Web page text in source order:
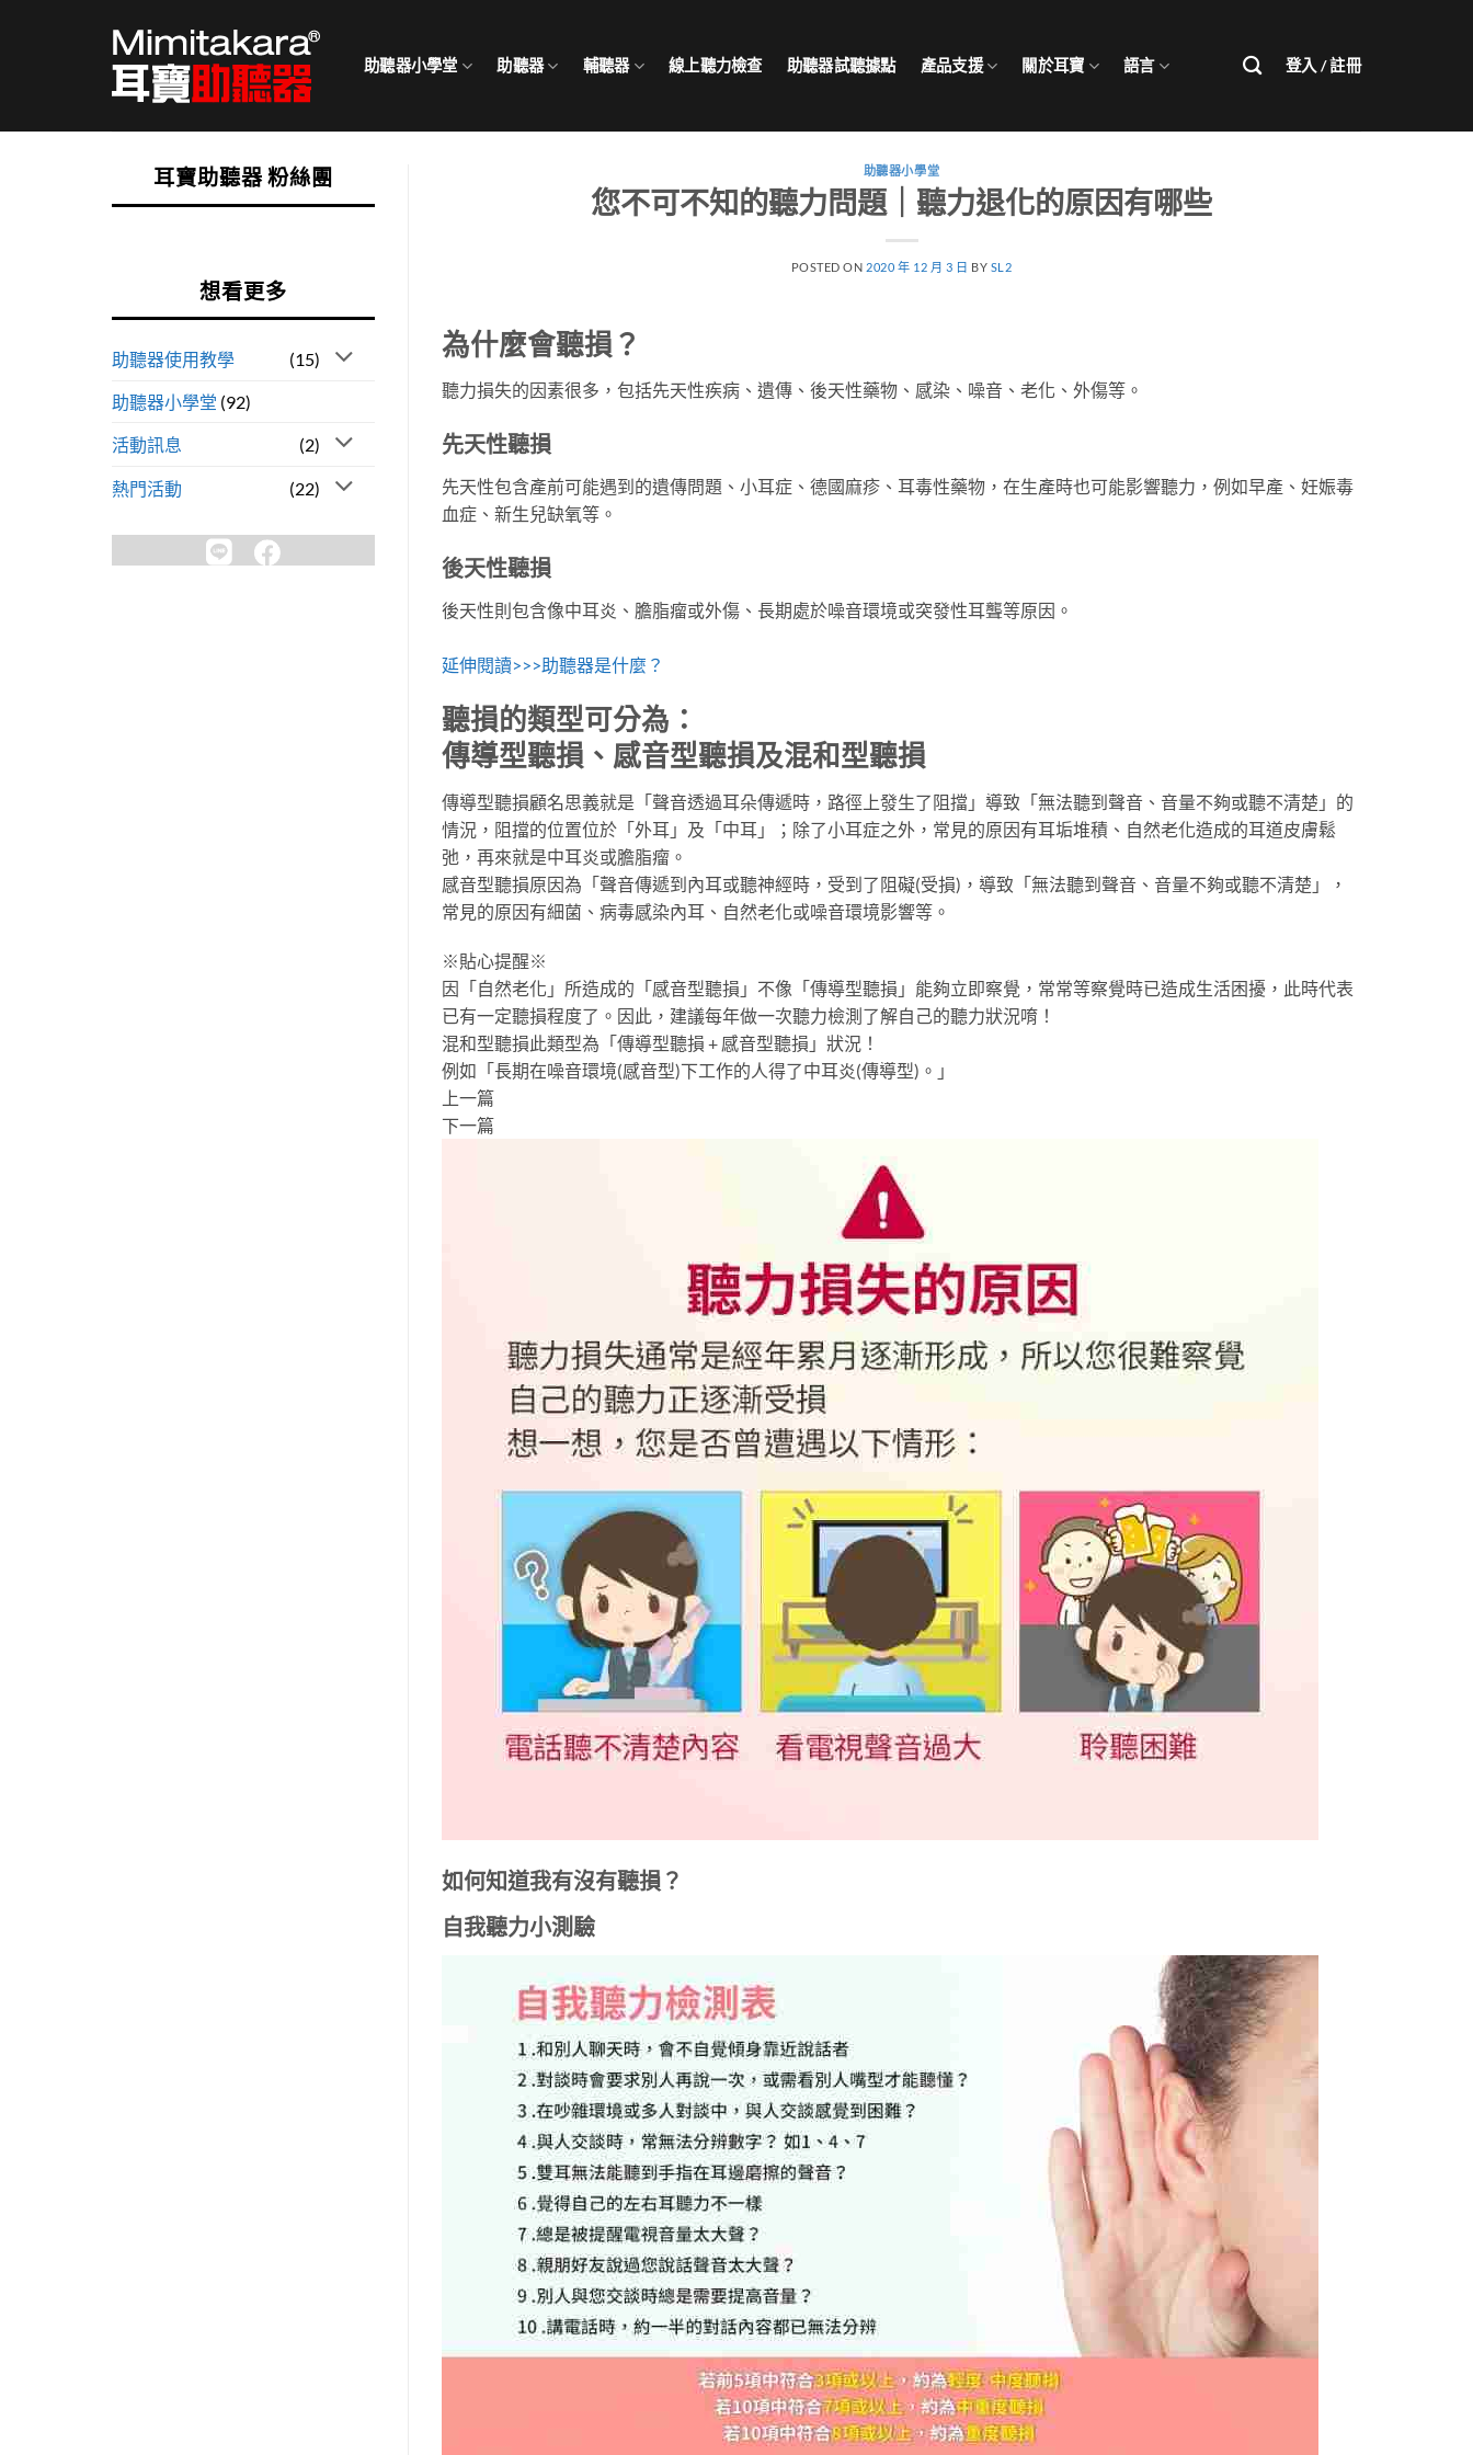
助聽器小學堂 助聽器 輔聽器 線上聽力檢查 助聽器試聽據點 產品支援 關於耳寶 語言 登入 / 註冊
耳寶助聽器 粉絲團
想看更多
助聽器使用教學 (15)
助聽器小學堂 (92)
活動訊息 (2)
熱門活動 (22)
助聽器小學堂
您不可不知的聽力問題｜聽力退化的原因有哪些
POSTED ON 2020 年 12 月 3 日 BY SL2
為什麼會聽損？
聽力損失的因素很多，包括先天性疾病、遺傳、後天性藥物、感染、噪音、老化、外傷等。
先天性聽損
先天性包含產前可能遇到的遺傳問題、小耳症、德國麻疹、耳毒性藥物，在生產時也可能影響聽力，例如早產、妊娠毒
血症、新生兒缺氧等。
後天性聽損
後天性則包含像中耳炎、膽脂瘤或外傷、長期處於噪音環境或突發性耳聾等原因。
延伸閱讀>>>助聽器是什麼？
聽損的類型可分為：
傳導型聽損、感音型聽損及混和型聽損
傳導型聽損顧名思義就是「聲音透過耳朵傳遞時，路徑上發生了阻擋」導致「無法聽到聲音、音量不夠或聽不清楚」的
情況，阻擋的位置位於「外耳」及「中耳」；除了小耳症之外，常見的原因有耳垢堆積、自然老化造成的耳道皮膚鬆
弛，再來就是中耳炎或膽脂瘤。
感音型聽損原因為「聲音傳遞到內耳或聽神經時，受到了阻礙(受損)，導致「無法聽到聲音、音量不夠或聽不清楚」，
常見的原因有細菌、病毒感染內耳、自然老化或噪音環境影響等。
※貼心提醒※
因「自然老化」所造成的「感音型聽損」不像「傳導型聽損」能夠立即察覺，常常等察覺時已造成生活困擾，此時代表
已有一定聽損程度了。因此，建議每年做一次聽力檢測了解自己的聽力狀況唷！
混和型聽損此類型為「傳導型聽損 + 感音型聽損」狀況！
例如「長期在噪音環境(感音型)下工作的人得了中耳炎(傳導型)。」
上一篇
下一篇
如何知道我有沒有聽損？
自我聽力小測驗